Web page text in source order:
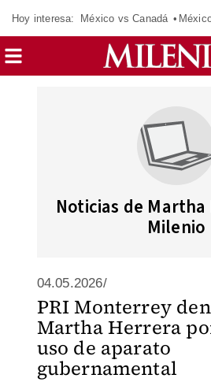
Hoy interesa: México vs Canadá
Noticias de
Milenio
04.05.2026/
PRI Monterrey
Martha Herrera
uso de aparato
gubernamental